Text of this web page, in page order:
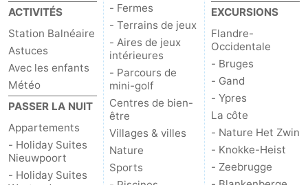
ACTIVITÉS
Station Balnéaire
Astuces
Avec les enfants
Météo
PASSER LA NUIT
Appartements
- Holiday Suites
Nieuwpoort
- Holiday Suites
- Fermes
- Terrains de jeux
- Aires de jeux
intérieures
- Parcours de
mini-golf
Centres de bien-
être
Villages & villes
Nature
Sports
EXCURSIONS
Flandre-
Occidentale
- Bruges
- Gand
- Ypres
La côte
- Nature Het Zwin
- Knokke-Heist
- Zeebrugge